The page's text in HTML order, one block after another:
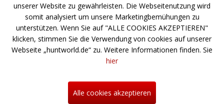
Angeln
Jagd- und Schießsport
Über uns
Informationen zum Bestellprozess
unserer Website zu gewährleisten. Die Webseitenutzung wird
somit analysiert um unsere Marketingbemühungen zu
unterstützen. Wenn Sie auf "ALLE COOKIES AKZEPTIEREN"
klicken, stimmen Sie die Verwendung von cookies auf unserer
Webseite „huntworld.de“ zu. Weitere Informationen finden. Sie
hier
Alle cookies akzeptieren